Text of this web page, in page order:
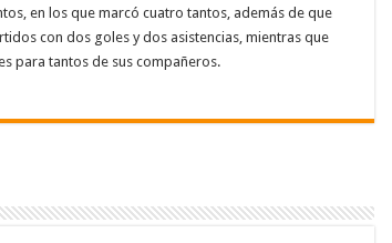
en los que marcó cuatro tantos, además de que
con dos goles y dos asistencias, mientras que
para tantos de sus compañeros.